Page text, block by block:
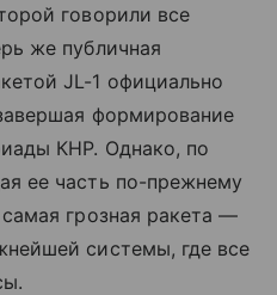
говорили все
же публичная
JL-1 официально
формирование
КНР. Однако, по
ее часть по-прежнему
грозная ракета —
системы, где все